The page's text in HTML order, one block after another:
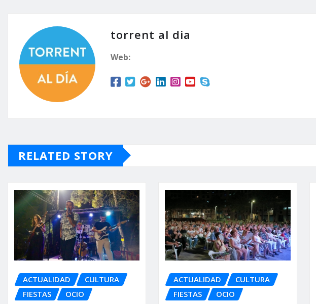
torrent al dia
Web:
RELATED STORY
ACTUALIDAD
CULTURA
FIESTAS
OCIO
ACTUALIDAD
CULTURA
FIESTAS
OCIO